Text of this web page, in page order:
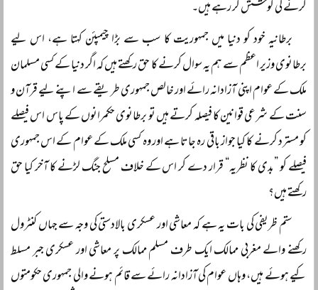
کرنے کی کوشش کر رہے ہیں۔
برطانیہ خود کو دنیا میں جمہوریت کا سب سے بڑا چیمپئن کہتا ہے، اس لیے
برطانوی وزیر اعظم سے ہم یہ سوال کرنے کا حق رکھتے ہیں کہ اگر دنیا کے کسی مسلمان
ملک کے عوام اپنی آزادانہ رائے اور خالص جمہوری طریقے سے اپنے لیے قرآن و
سنت کے شرعی قوانین کا فیصلہ کرتے ہیں تو برطانوی حکمرانوں کے پاس اس فیصلے
کو مسترد کرنے کا کیا جواز باقی رہ جاتا ہے اور وہ کسی ملک کے عوام کے اس جمہوری
فیصلے کو ”بدی کا نظریہ“ قرار دے کر اس کے خلاف مسلح جنگ لڑنے کا آخر کیا حق
رکھتے ہیں؟
ستم ظریفی کی بات یہ ہے کہ معاشی اور عسکری بالادستی کی وجہ سے جہاں کنٹرول
رکھنے والے مغربی ممالک ایک طرف مسلم ممالک پر معاشی اور عسکری جبر مسلط
کیے ہوئے ہیں، وہاں عوام کی آزادانہ رائے سے قائم ہونے والی جمہوری حکومتوں